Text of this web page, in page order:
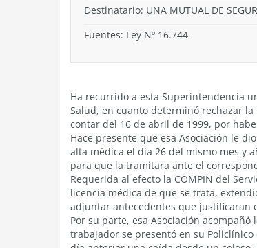
Destinatario: UNA MUTUAL DE
Fuentes: Ley Nº 16.744
Ha recurrido a esta Superintendencia
Salud, en cuanto determinó rechazar
contar del 16 de abril de 1999, por
Hace presente que esa Asociación le
alta médica el día 26 del mismo mes y
para que la tramitara ante el
Requerida al efecto la COMPIN del
licencia médica de que se trata,
adjuntar antecedentes que justificaran
Por su parte, esa Asociación
trabajador se presentó en su